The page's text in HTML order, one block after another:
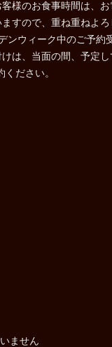
様のお食事時間は、
すので、重ね重ねよろ
ンウィーク中のご予約
は、当面の間、予定し
ださい。
ません